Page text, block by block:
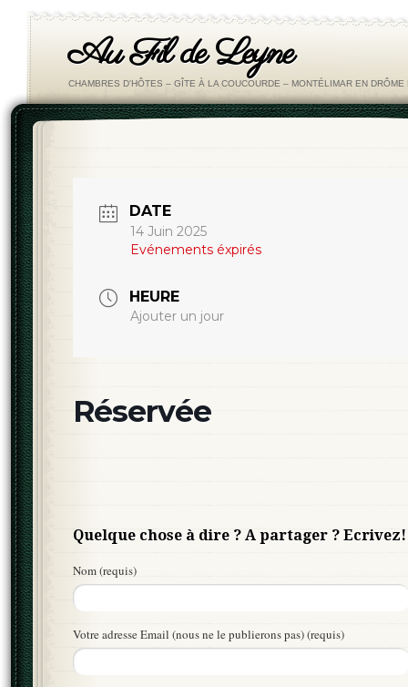
Au Fil de Leyne
CHAMBRES D'HÔTES – GÎTE À LA COUCOURDE – MONTÉLIMAR EN DRÔME
DATE
14 Juin 2025
Evénements éxpirés
HEURE
Ajouter un jour
Réservée
Quelque chose à dire ? A partager ? Ecrivez!
Nom (requis)
Votre adresse Email (nous ne le publierons pas) (requis)